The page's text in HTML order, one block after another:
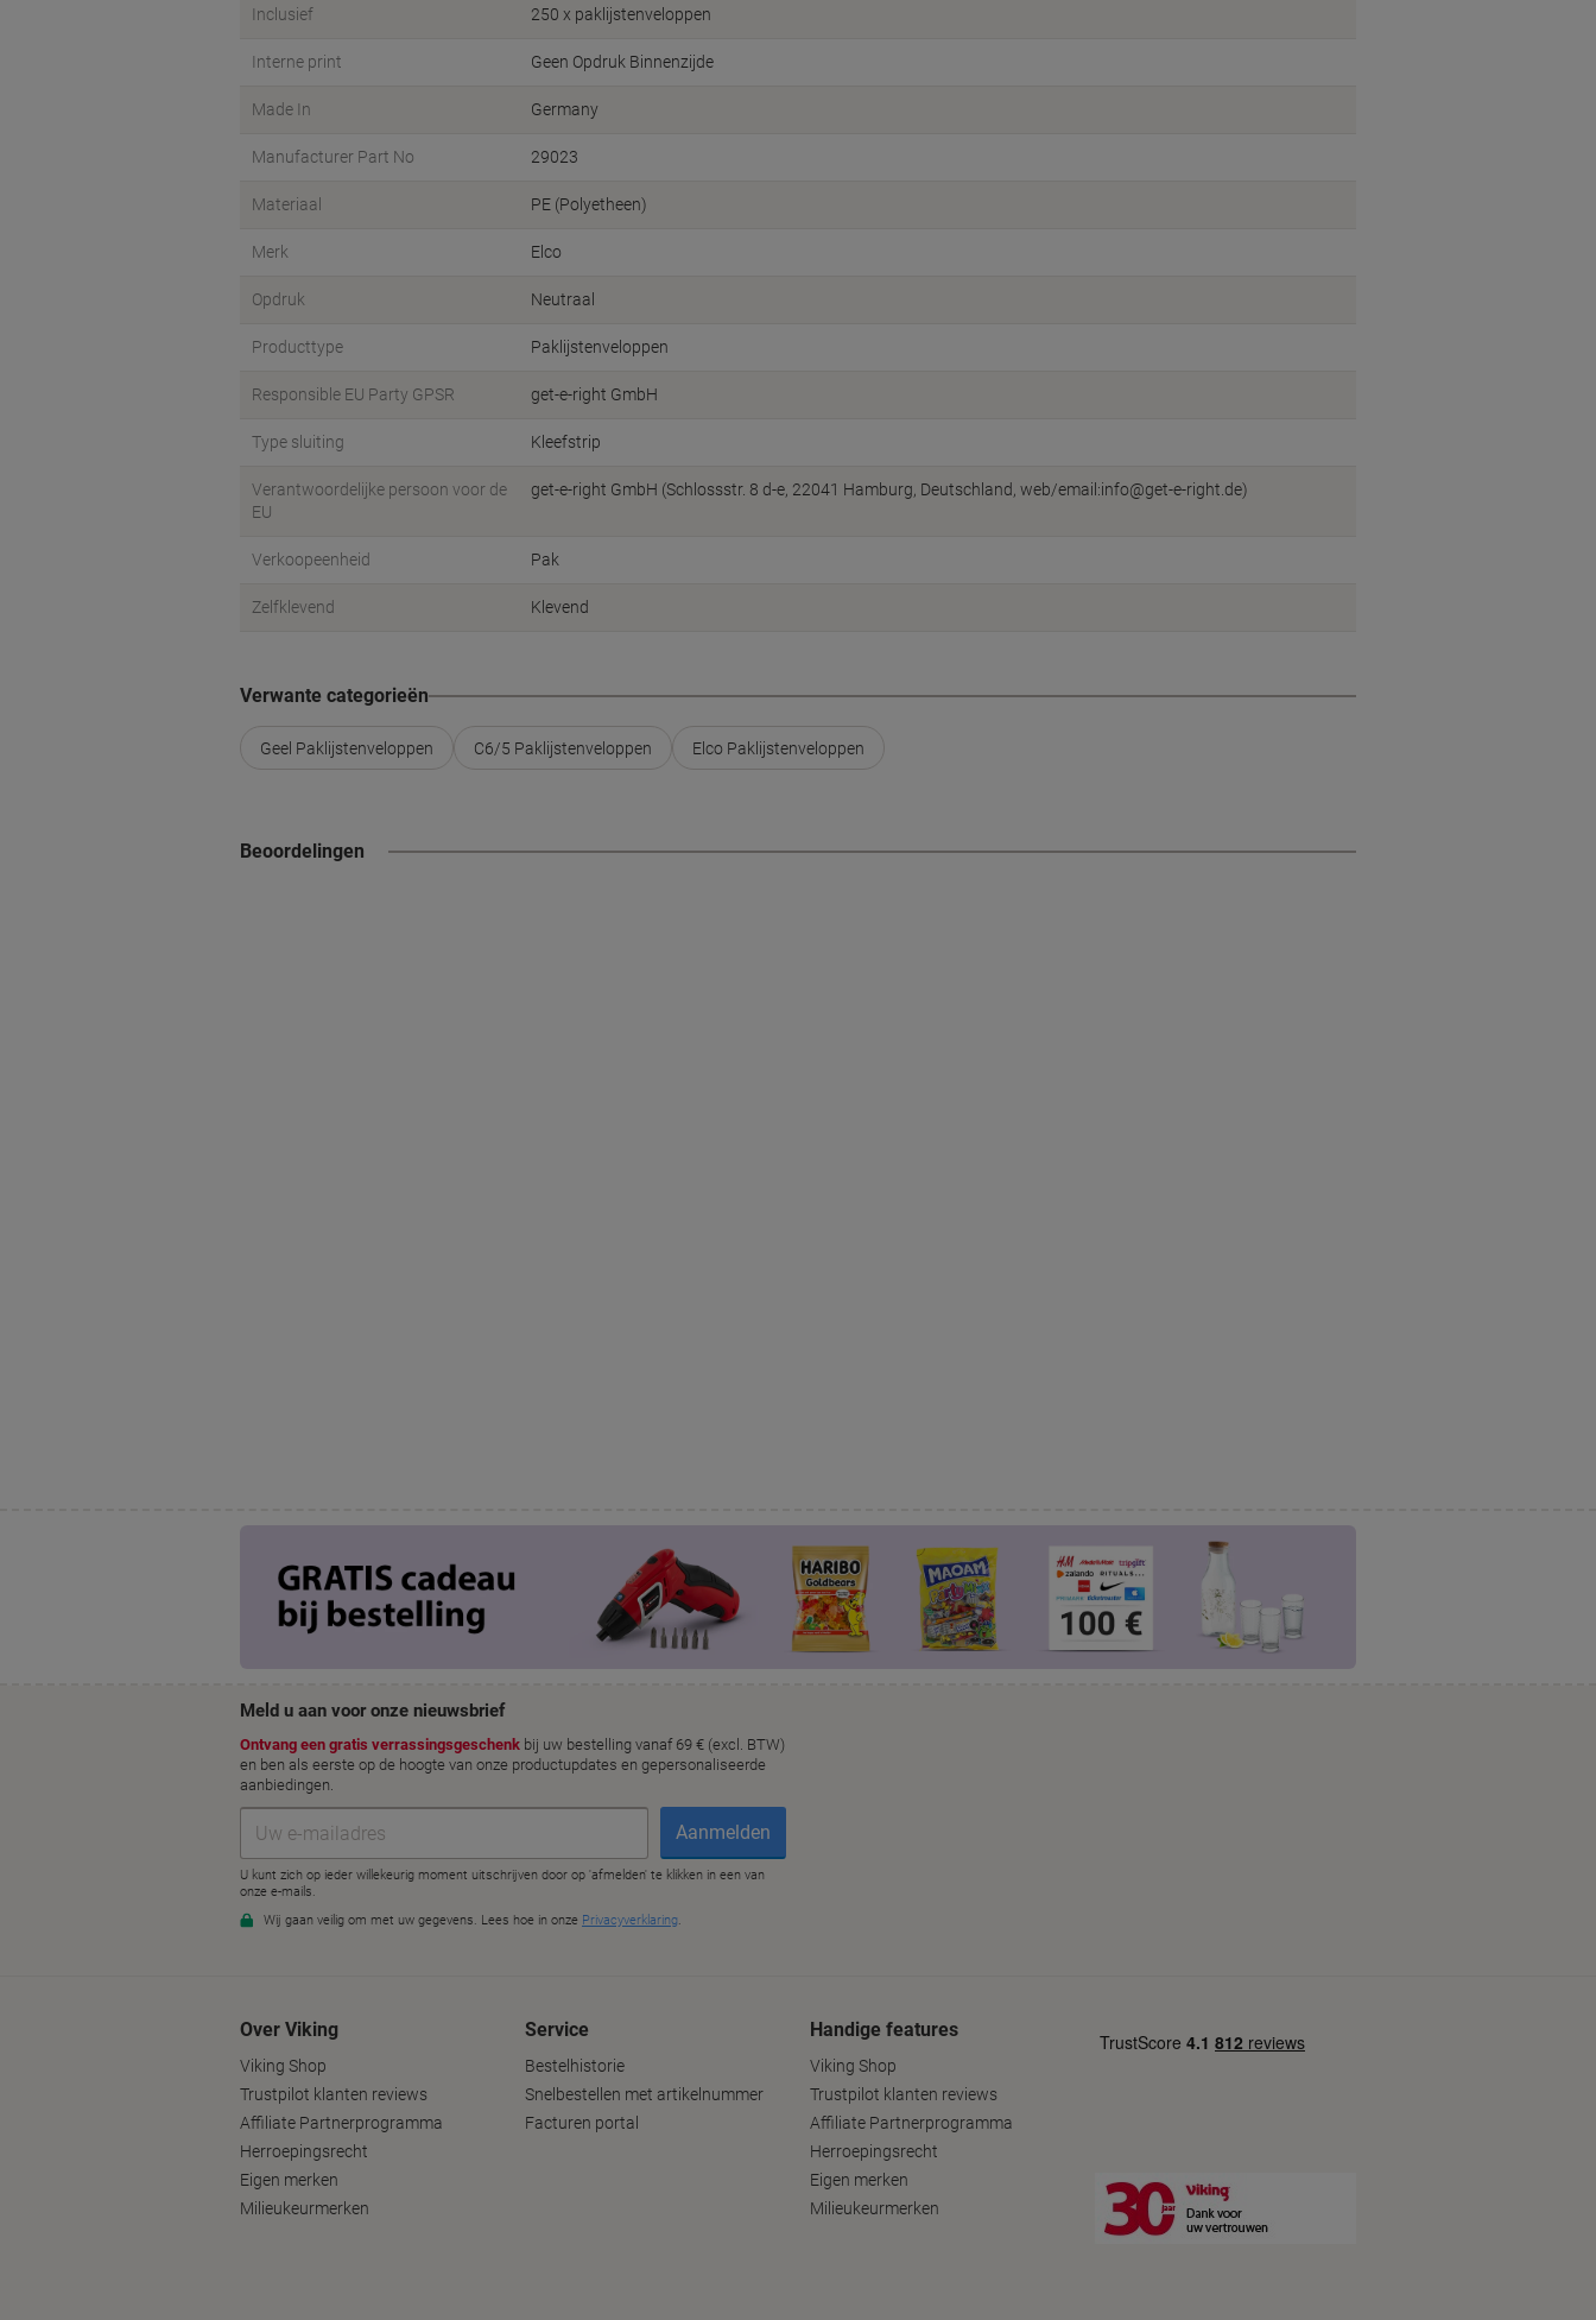
Inclusief 250 x paklijstenveloppen
Interne print Geen Opdruk Binnenzijde
Made In Germany
Manufacturer Part No 29023
Materiaal PE (Polyetheen)
Merk Elco
Opdruk Neutraal
Producttype Paklijstenveloppen
Responsible EU Party GPSR get-e-right GmbH
Type sluiting Kleefstrip
Verantwoordelijke persoon voor de
EU
get-e-right GmbH (Schlossstr. 8 d-e, 22041 Hamburg, Deutschland, web/email:info@get-e-right.de)
Verkoopeenheid Pak
Zelfklevend Klevend
Verwante categorieën
Geel Paklijstenveloppen C6/5 Paklijstenveloppen Elco Paklijstenveloppen
Beoordelingen
Over Viking
Viking Shop
Trustpilot klanten reviews
Affiliate Partnerprogramma
Herroepingsrecht
Eigen merken
Milieukeurmerken
Service
Bestelhistorie
Snelbestellen met artikelnummer
Facturen portal
Handige features
Viking Shop
Trustpilot klanten reviews
Affiliate Partnerprogramma
Herroepingsrecht
Eigen merken
Milieukeurmerken